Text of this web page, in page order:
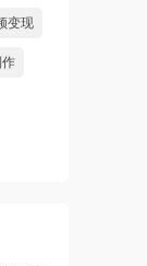
变现